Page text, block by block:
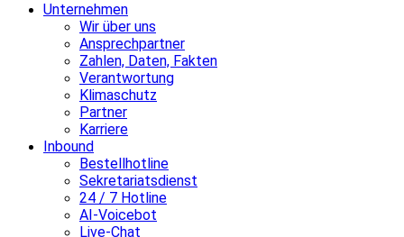
Unternehmen
Wir über uns
Ansprechpartner
Zahlen, Daten, Fakten
Verantwortung
Klimaschutz
Partner
Karriere
Inbound
Bestellhotline
Sekretariatsdienst
24 / 7 Hotline
AI-Voicebot
Live-Chat